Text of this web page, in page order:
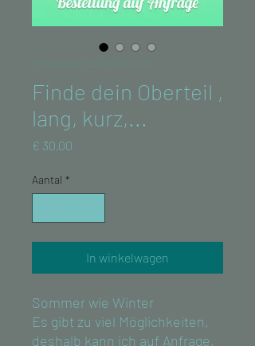
Finde dein Oberteil ,
lang, kurz,...
€ 30,00
Aantal *
In winkelwagen
Sommer wie Winter
Es gibt zu viel Möglichkeiten,
deshalb kann ich auf Anfrage,